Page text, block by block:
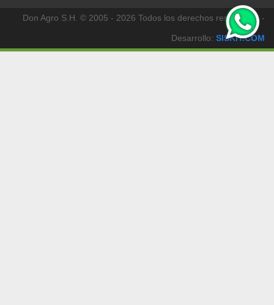
Don Agro S.H. © 2005 - 2026 Todos los derechos reservados -
Desarrollo: SISKIT.COM